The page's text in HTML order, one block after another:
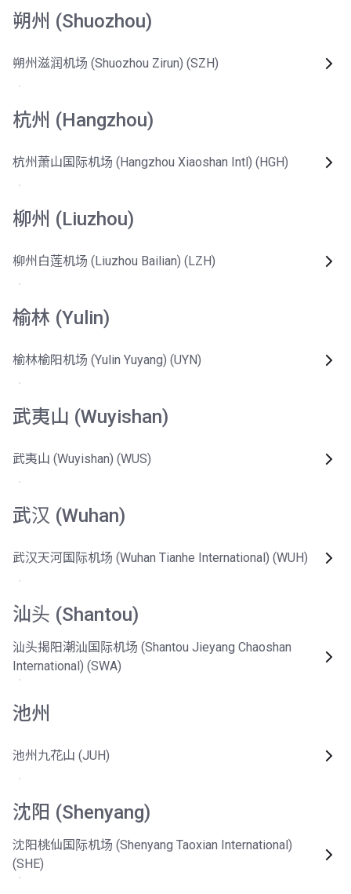
朔州 (Shuozhou)
朔州滋润机场 (Shuozhou Zirun) (SZH)
杭州 (Hangzhou)
杭州萧山国际机场 (Hangzhou Xiaoshan Intl) (HGH)
柳州 (Liuzhou)
柳州白莲机场 (Liuzhou Bailian) (LZH)
榆林 (Yulin)
榆林榆阳机场 (Yulin Yuyang) (UYN)
武夷山 (Wuyishan)
武夷山 (Wuyishan) (WUS)
武汉 (Wuhan)
武汉天河国际机场 (Wuhan Tianhe International) (WUH)
汕头 (Shantou)
汕头揭阳潮汕国际机场 (Shantou Jieyang Chaoshan
International) (SWA)
池州
池州九花山 (JUH)
沈阳 (Shenyang)
沈阳桃仙国际机场 (Shenyang Taoxian International)
(SHE)